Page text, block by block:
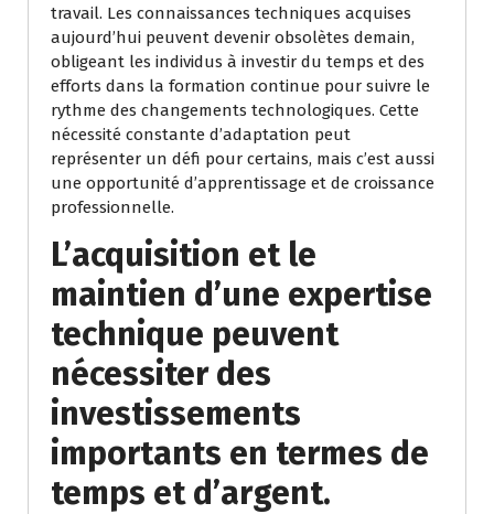
travail. Les connaissances techniques acquises
aujourd’hui peuvent devenir obsolètes demain,
obligeant les individus à investir du temps et des
efforts dans la formation continue pour suivre le
rythme des changements technologiques. Cette
nécessité constante d’adaptation peut
représenter un défi pour certains, mais c’est aussi
une opportunité d’apprentissage et de croissance
professionnelle.
L’acquisition et le
maintien d’une expertise
technique peuvent
nécessiter des
investissements
importants en termes de
temps et d’argent.